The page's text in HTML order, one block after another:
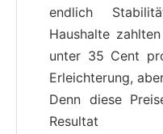
endlich
Haushalte
unter 35 Cent
Erleichterung,
Denn diese